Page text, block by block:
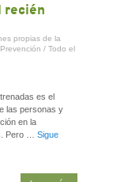
recién
propias de la
/ Todo el
es el
las personas y
en la
Pero … Sigue